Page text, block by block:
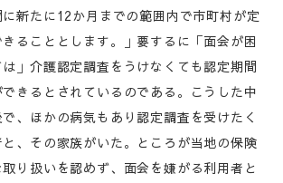
新たに12か月までの範囲内で市町村が定
ることとします。」要するに「面会が困
」介護認定調査をうけなくても認定期間
きるとされているのである。こうした中
、ほかの病気もあり認定調査を受けたく
、その家族がいた。ところが当地の保険
り扱いを認めず、面会を嫌がる利用者と